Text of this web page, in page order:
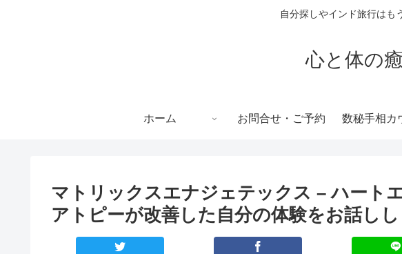
自分探しやインド旅行はも
心と体の
ホーム お問合せ・ご予約 数秘手相カ
マトリックスエナジェテックス – ハート
アトピーが改善した自分の体験をお話し